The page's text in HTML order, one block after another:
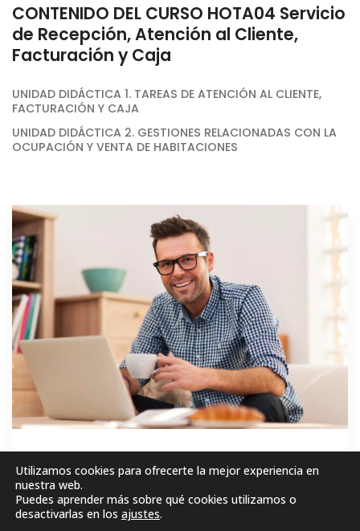
CONTENIDO DEL CURSO HOTA04 Servicio
de Recepción, Atención al Cliente,
Facturación y Caja
UNIDAD DIDÁCTICA 1. TAREAS DE ATENCIÓN AL CLIENTE,
FACTURACIÓN Y CAJA
UNIDAD DIDÁCTICA 2. GESTIONES RELACIONADAS CON LA
OCUPACIÓN Y VENTA DE HABITACIONES
GRATIS
MATRICÚLESE AHORA!
Utilizamos cookies para ofrecerte la mejor experiencia en
nuestra web.
Puedes aprender más sobre qué cookies utilizamos o
desactivarlas en los ajustes.